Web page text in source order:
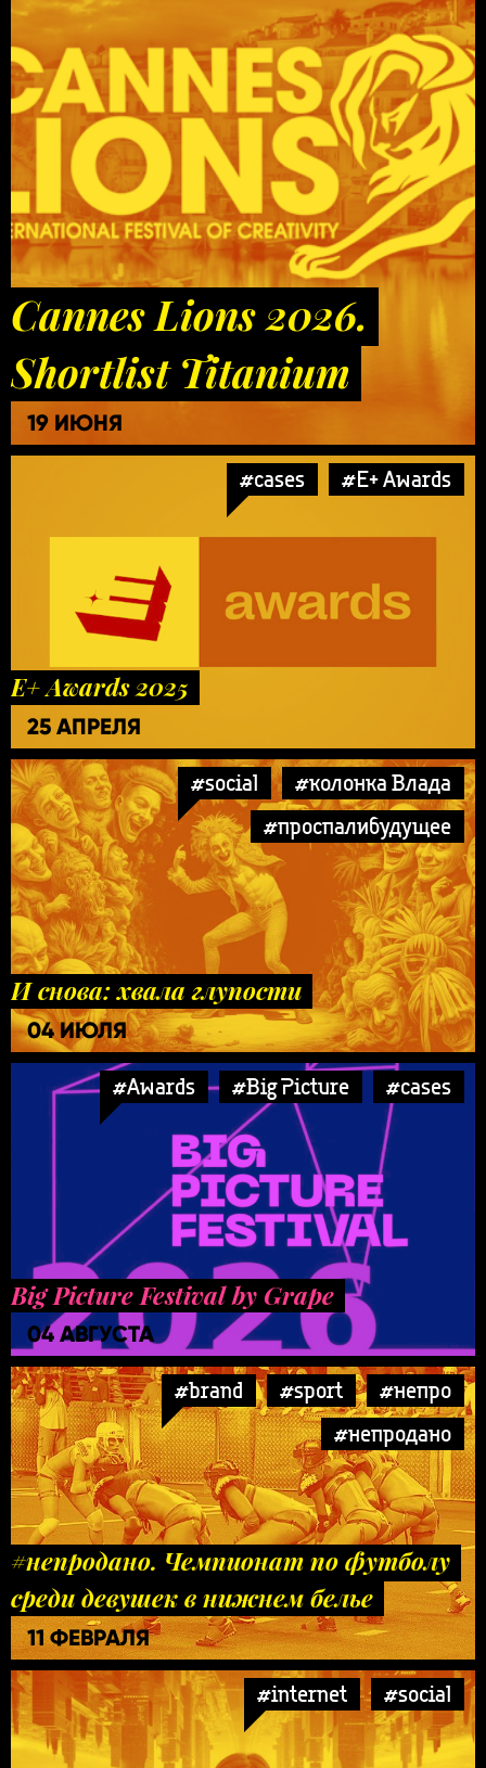
Cannes Lions 2026.
Shortlist Titanium
19 ИЮНЯ
#cases #E+ Awards
E+ Awards 2025
25 АПРЕЛЯ
#social
#колонка Влада
#проспалибудущее
И снова: хвала глупости
04 ИЮЛЯ
#Awards #Big Picture #cases
Big Picture Festival by Grape
04 АВГУСТА
#brand #sport
#непро
#непродано
#непродано. Чемпионат по футболу
среди девушек в нижнем белье
11 ФЕВРАЛЯ
#internet #social